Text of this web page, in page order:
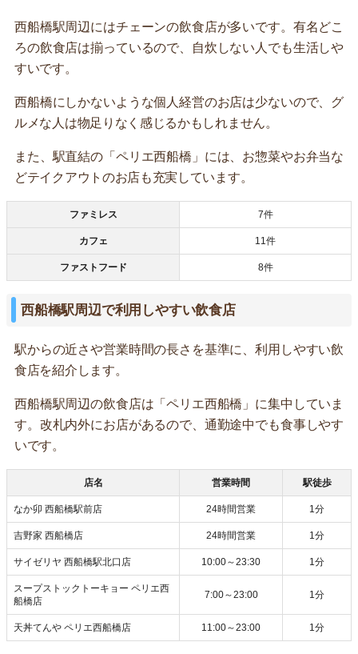
西船橋駅周辺にはチェーンの飲食店が多いです。有名どこ
ろの飲食店は揃っているので、自炊しない人でも生活しや
すいです。
西船橋にしかないような個人経営のお店は少ないので、グ
ルメな人は物足りなく感じるかもしれません。
また、駅直結の「ペリエ西船橋」には、お惣菜やお弁当な
どテイクアウトのお店も充実しています。
ファミレス 7件
カフェ 11件
ファストフード 8件
西船橋駅周辺で利用しやすい飲食店
駅からの近さや営業時間の長さを基準に、利用しやすい飲
食店を紹介します。
西船橋駅周辺の飲食店は「ペリエ西船橋」に集中していま
す。改札内外にお店があるので、通勤途中でも食事しやす
いです。
店名 営業時間 駅徒歩
なか卯 西船橋駅前店 24時間営業 1分
吉野家 西船橋店 24時間営業 1分
サイゼリヤ 西船橋駅北口店 10:00～23:30 1分
スープストックトーキョー ペリエ西
船橋店
7:00～23:00 1分
天丼てんや ペリエ西船橋店 11:00～23:00 1分